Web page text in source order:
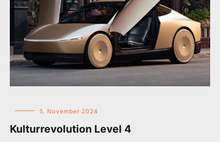
5. November 2024
Kulturrevolution Level 4